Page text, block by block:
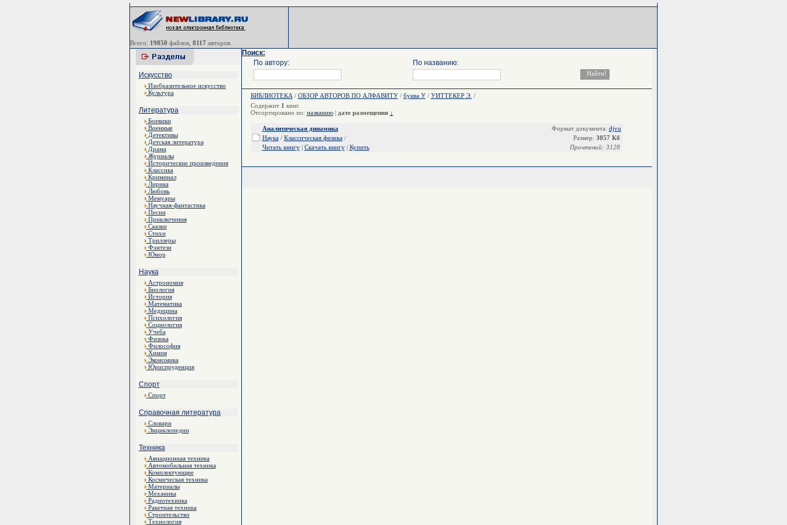
Всего: 19850 файлов, 8117 авторов.
Искусство
Изобразительное искусство
Культура
Литература
Боевики
Военные
Детективы
Детская литература
Драма
Журналы
Исторические произведения
Классика
Криминал
Лирика
Любовь
Мемуары
Научная-фантастика
Песни
Приключения
Сказки
Стихи
Триллеры
Фэнтези
Юмор
Наука
Астрономия
Биология
История
Математика
Медицина
Психология
Социология
Учеба
Физика
Философия
Химия
Экономика
Юриспруденция
Спорт
Спорт
Справочная литература
Словари
Энциклопедии
Техника
Авиационная техника
Автомобильная техника
Комплектующие
Космическая техника
Материалы
Механика
Радиотехника
Ракетная техника
Строительство
Технология
Поиск:
По автору:
По названию:
БИБЛИОТЕКА / ОБЗОР АВТОРОВ ПО АЛФАВИТУ/ буква У/ УИТТЕКЕР Э. /
Содержит 1 книг.
Отсортировано по: названию| дате размещения ↓
Аналитическая динамика Формат документа: djvu
Наука/ Классическая физика/ Размер: 3057 Кб
Читать книгу| Скачать книгу| Купить Прочтений: 3128